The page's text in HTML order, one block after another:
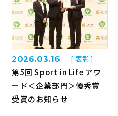
2026.03.16 [ 表彰 ]
第5回 Sport in Life アワ
ード＜企業部門＞優秀賞
受賞のお知らせ